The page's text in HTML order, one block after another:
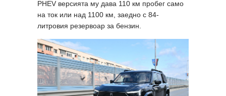
PHEV версията му дава 110 км пробег само
на ток или над 1100 км, заедно с 84-
литровия резервоар за бензин.